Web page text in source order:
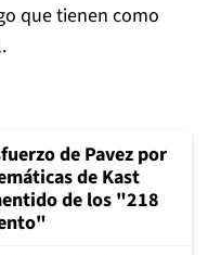
que tienen como
de Pavez por
de Kast
de los "218